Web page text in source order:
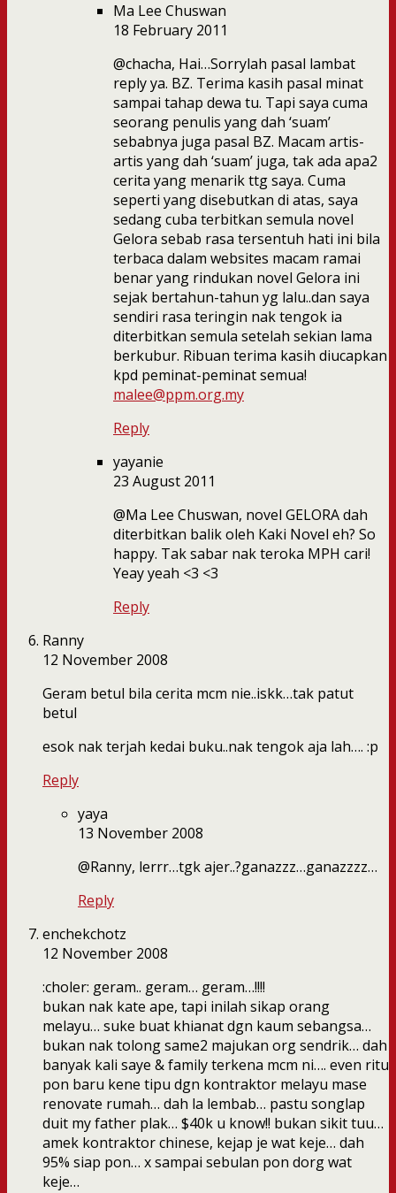
Ma Lee Chuswan
18 February 2011
@chacha, Hai…Sorrylah pasal lambat
reply ya. BZ. Terima kasih pasal minat
sampai tahap dewa tu. Tapi saya cuma
seorang penulis yang dah ‘suam’
sebabnya juga pasal BZ. Macam artis-
artis yang dah ‘suam’ juga, tak ada apa2
cerita yang menarik ttg saya. Cuma
seperti yang disebutkan di atas, saya
sedang cuba terbitkan semula novel
Gelora sebab rasa tersentuh hati ini bila
terbaca dalam websites macam ramai
benar yang rindukan novel Gelora ini
sejak bertahun-tahun yg lalu..dan saya
sendiri rasa teringin nak tengok ia
diterbitkan semula setelah sekian lama
berkubur. Ribuan terima kasih diucapkan
kpd peminat-peminat semua!
malee@ppm.org.my
Reply
yayanie
23 August 2011
@Ma Lee Chuswan, novel GELORA dah
diterbitkan balik oleh Kaki Novel eh? So
happy. Tak sabar nak teroka MPH cari!
Yeay yeah <3 <3
Reply
Ranny
12 November 2008
Geram betul bila cerita mcm nie..iskk…tak patut
betul
esok nak terjah kedai buku..nak tengok aja lah…. :p
Reply
yaya
13 November 2008
@Ranny, lerrr…tgk ajer..?ganazzz…ganazzzz…
Reply
enchekchotz
12 November 2008
:choler: geram.. geram… geram…!!!!
bukan nak kate ape, tapi inilah sikap orang
melayu… suke buat khianat dgn kaum sebangsa…
bukan nak tolong same2 majukan org sendrik… dah
banyak kali saye & family terkena mcm ni…. even ritu
pon baru kene tipu dgn kontraktor melayu mase
renovate rumah… dah la lembab… pastu songlap
duit my father plak… $40k u know!! bukan sikit tuu…
amek kontraktor chinese, kejap je wat keje… dah
95% siap pon… x sampai sebulan pon dorg wat
keje…